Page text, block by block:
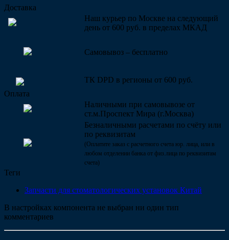
Доставка
Наш курьер по Москве на следующий
день от 600 руб. в пределах МКАД
Самовывоз – бесплатно
ТК DPD в регионы от 600 руб.
Оплата
Наличными при самовывозе от
ст.м.Проспект Мира (г.Москва)
Безналичными расчетами по счёту или
по реквизитам
(Оплатите заказ с расчетного счета юр. лица, или в
любом отделении банка от физ.лица по реквизитам
счета)
Теги
Запчасти для стоматологических установок Китай
В настройках компонента не выбран ни один тип
комментариев